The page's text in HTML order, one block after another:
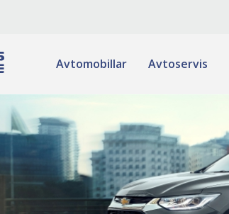
Avtomobillar Avtoservis